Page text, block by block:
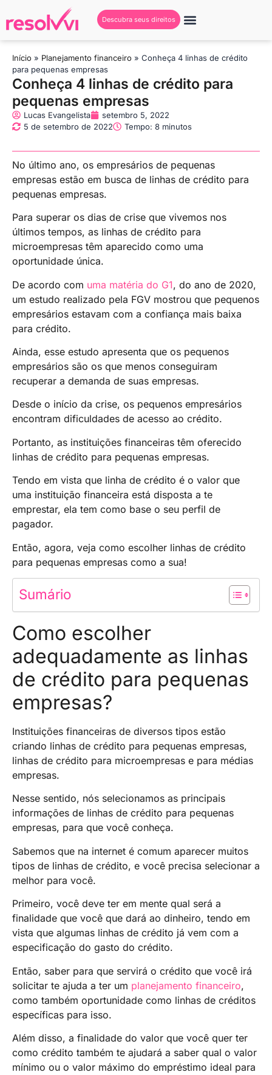
Descubra seus direitos
Início » Planejamento financeiro » Conheça 4 linhas de crédito
para pequenas empresas
Conheça 4 linhas de crédito para
pequenas empresas
Lucas Evangelista
setembro 5, 2022
5 de setembro de 2022
Tempo: 8 minutos
No último ano, os empresários de pequenas
empresas estão em busca de linhas de crédito para
pequenas empresas.
Para superar os dias de crise que vivemos nos
últimos tempos, as linhas de crédito para
microempresas têm aparecido como uma
oportunidade única.
De acordo com uma matéria do G1, do ano de 2020,
um estudo realizado pela FGV mostrou que pequenos
empresários estavam com a confiança mais baixa
para crédito.
Ainda, esse estudo apresenta que os pequenos
empresários são os que menos conseguiram
recuperar a demanda de suas empresas.
Desde o início da crise, os pequenos empresários
encontram dificuldades de acesso ao crédito.
Portanto, as instituições financeiras têm oferecido
linhas de crédito para pequenas empresas.
Tendo em vista que linha de crédito é o valor que
uma instituição financeira está disposta a te
emprestar, ela tem como base o seu perfil de
pagador.
Então, agora, veja como escolher linhas de crédito
para pequenas empresas como a sua!
Sumário
Como escolher
adequadamente as linhas
de crédito para pequenas
empresas?
Instituições financeiras de diversos tipos estão
criando linhas de crédito para pequenas empresas,
linhas de crédito para microempresas e para médias
empresas.
Nesse sentido, nós selecionamos as principais
informações de linhas de crédito para pequenas
empresas, para que você conheça.
Sabemos que na internet é comum aparecer muitos
tipos de linhas de crédito, e você precisa selecionar a
melhor para você.
Primeiro, você deve ter em mente qual será a
finalidade que você que dará ao dinheiro, tendo em
vista que algumas linhas de crédito já vem com a
especificação do gasto do crédito.
Então, saber para que servirá o crédito que você irá
solicitar te ajuda a ter um planejamento financeiro,
como também oportunidade como linhas de créditos
específicas para isso.
Além disso, a finalidade do valor que você quer ter
como crédito também te ajudará a saber qual o valor
mínimo ou o valor máximo do empréstimo ideal para